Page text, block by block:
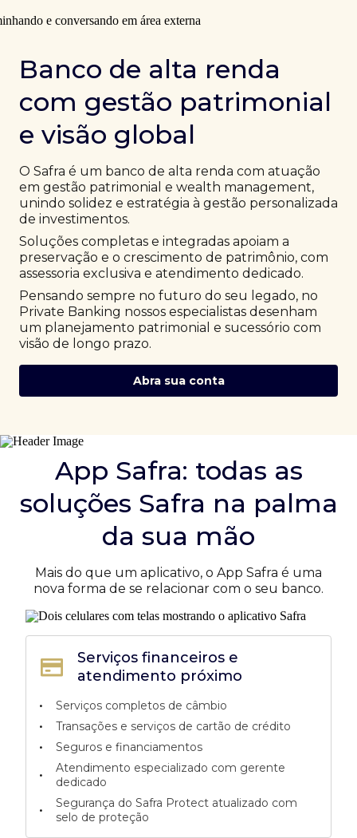
Banco de alta renda
com gestão patrimonial
e visão global
O Safra é um banco de alta renda com atuação
em gestão patrimonial e wealth management,
unindo solidez e estratégia à gestão personalizada
de investimentos.
Soluções completas e integradas apoiam a
preservação e o crescimento de patrimônio, com
assessoria exclusiva e atendimento dedicado.
Pensando sempre no futuro do seu legado, no
Private Banking nossos especialistas desenham
um planejamento patrimonial e sucessório com
visão de longo prazo.
Abra sua conta
App Safra: todas as
soluções Safra na palma
da sua mão
Mais do que um aplicativo, o App Safra é uma
nova forma de se relacionar com o seu banco.
Serviços financeiros e
atendimento próximo
•
Serviços completos de câmbio
• Transações e serviços de cartão de crédito
• Seguros e financiamentos
•
Atendimento especializado com gerente
dedicado
•
Segurança do Safra Protect atualizado com
selo de proteção